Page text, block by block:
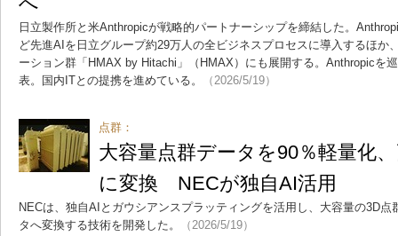
日立製作所と米Anthropicが戦略的パートナーシップを締結した。
ど先進AIを日立グループ約29万人の全ビジネスプロセスに導入するほか
ーション群「HMAX by Hitachi」（HMAX）にも展開する。Anthropicを
表。国内ITとの提携を進めている。
（2026/5/19）
点群：
大容量点群データを90％軽量化
に変換 NECが独自AI活用
NECは、独自AIとガウシアンスプラッティングを活用し、大容量の3D
タへ変換する技術を開発した。
（2026/5/19）